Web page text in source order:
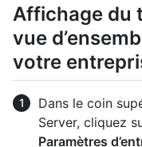
Affichage du
vue
votre
Dans le coin
Server, cliquez
Paramètres